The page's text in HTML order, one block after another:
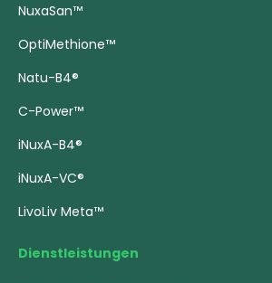
NuxaSan™
OptiMethione™
Natu-B4®
C-Power™
iNuxA-B4®
iNuxA-VC®
LivoLiv Meta™
Dienstleistungen